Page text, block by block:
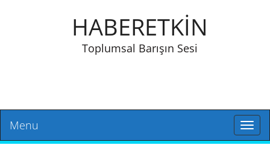
HABERETKİN
Toplumsal Barışın Sesi
Toggle
Menu